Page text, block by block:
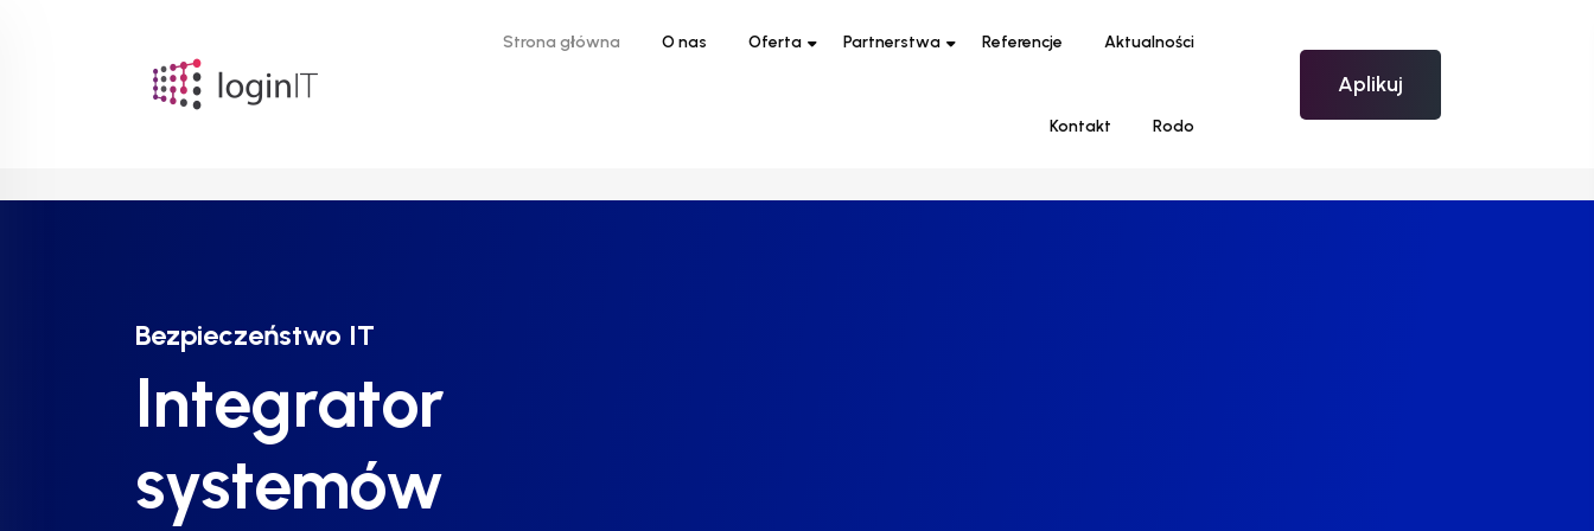
Strona główna O nas Oferta Partnerstwa Referencje Aktualności
Kontakt Rodo
Aplikuj
Bezpieczeństwo IT
Integrator
systemów
Bezpieczeństwo IT
Integrator
systemów
Bezpieczeństwo IT
Integrator
systemów